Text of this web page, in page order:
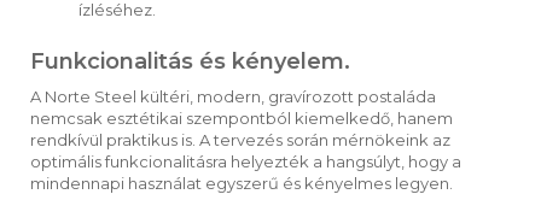
ízléséhez.
Funkcionalitás és kényelem.
A Norte Steel kültéri, modern, gravírozott postaláda
nemcsak esztétikai szempontból kiemelkedő, hanem
rendkívül praktikus is. A tervezés során mérnökeink az
optimális funkcionalitásra helyezték a hangsúlyt, hogy a
mindennapi használat egyszerű és kényelmes legyen.